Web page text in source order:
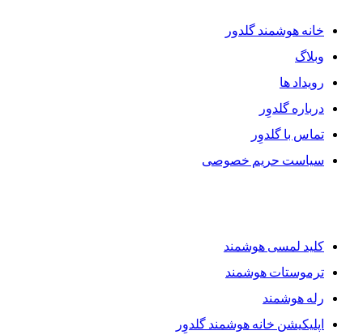
خانه هوشمند گلدور
وبلاگ
رویداد ها
درباره گلدوِر
تماس با گلدوِر
سیاست حریم خصوصی
کلید لمسی هوشمند
ترموستات هوشمند
رله هوشمند
اپلیکیشن خانه هوشمند گلدوِر